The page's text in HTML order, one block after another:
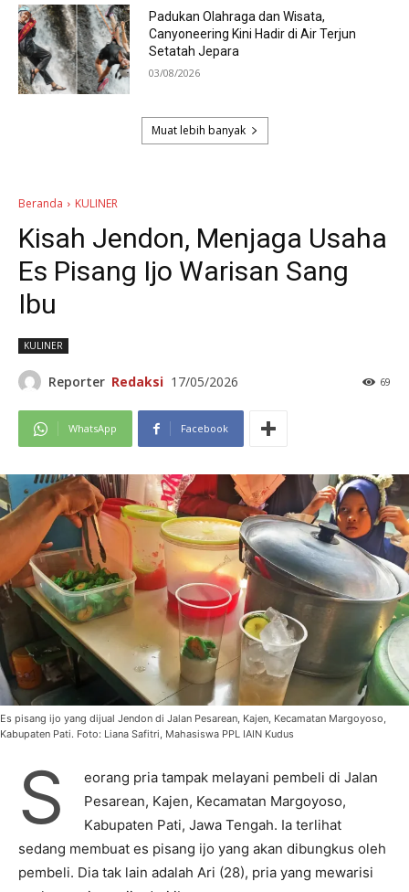
Padukan Olahraga dan Wisata,
Canyoneering Kini Hadir di Air Terjun
Setatah Jepara
03/08/2026
Muat lebih banyak